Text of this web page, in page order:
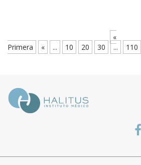
«
Primera
« ... 10 20 30 ... 110